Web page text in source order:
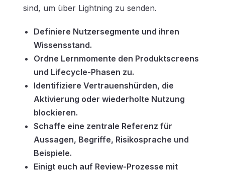
sind, um über Lightning zu senden.
Definiere Nutzersegmente und ihren
Wissensstand.
Ordne Lernmomente den Produktscreens
und Lifecycle-Phasen zu.
Identifiziere Vertrauenshürden, die
Aktivierung oder wiederholte Nutzung
blockieren.
Schaffe eine zentrale Referenz für
Aussagen, Begriffe, Risikosprache und
Beispiele.
Einigt euch auf Review-Prozesse mit